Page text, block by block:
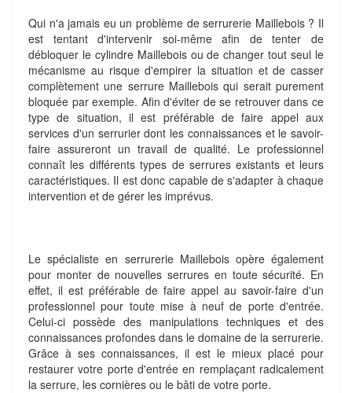
Qui n'a jamais eu un problème de serrurerie Maillebois ? Il
est tentant d'intervenir soi-même afin de tenter de
débloquer le cylindre Maillebois ou de changer tout seul le
mécanisme au risque d'empirer la situation et de casser
complètement une serrure Maillebois qui serait purement
bloquée par exemple. Afin d'éviter de se retrouver dans ce
type de situation, il est préférable de faire appel aux
services d'un serrurier dont les connaissances et le savoir-
faire assureront un travail de qualité. Le professionnel
connaît les différents types de serrures existants et leurs
caractéristiques. Il est donc capable de s'adapter à chaque
intervention et de gérer les imprévus.
Le spécialiste en serrurerie Maillebois opère également
pour monter de nouvelles serrures en toute sécurité. En
effet, il est préférable de faire appel au savoir-faire d'un
professionnel pour toute mise à neuf de porte d'entrée.
Celui-ci possède des manipulations techniques et des
connaissances profondes dans le domaine de la serrurerie.
Grâce à ses connaissances, il est le mieux placé pour
restaurer votre porte d'entrée en remplaçant radicalement
la serrure, les cornières ou le bâti de votre porte.